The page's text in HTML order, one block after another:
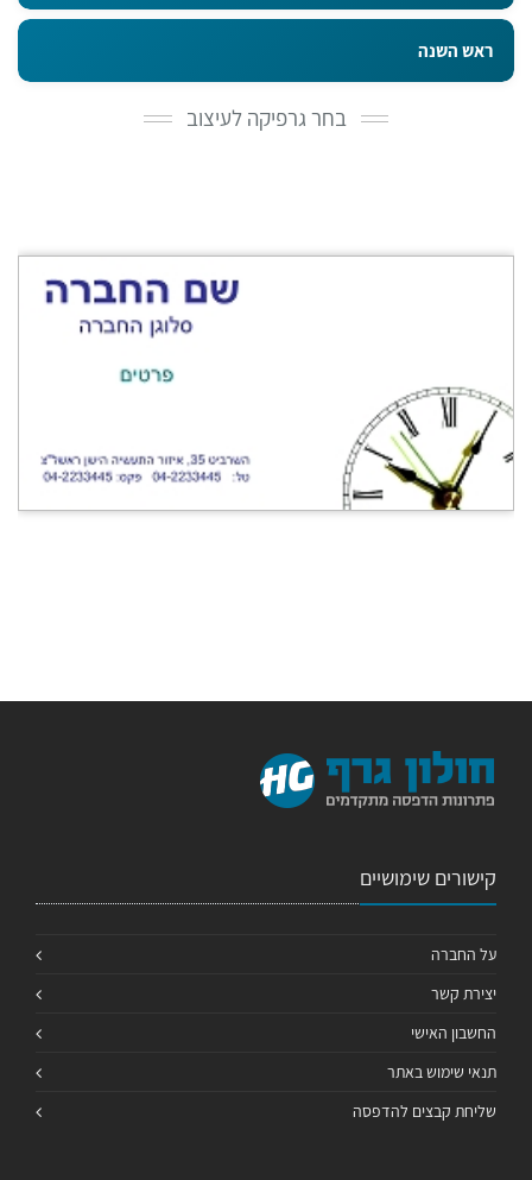
ראש השנה
בחר גרפיקה לעיצוב
קישורים שימושיים
על החברה
יצירת קשר
החשבון האישי
תנאי שימוש באתר
שליחת קבצים להדפסה